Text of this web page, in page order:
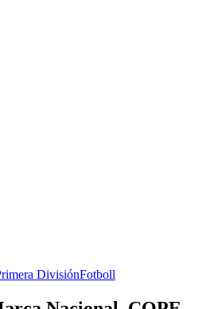
DivisiónFotboll